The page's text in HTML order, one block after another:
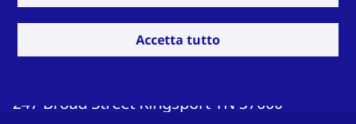
Technoform North America, Inc.
247 Broad Street Kingsport TN 37660
Accetta tutto